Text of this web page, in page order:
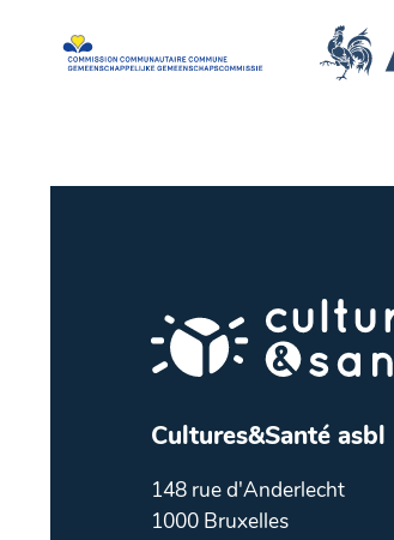
Cultures&Santé asbl
148 rue d'Anderlecht
1000 Bruxelles